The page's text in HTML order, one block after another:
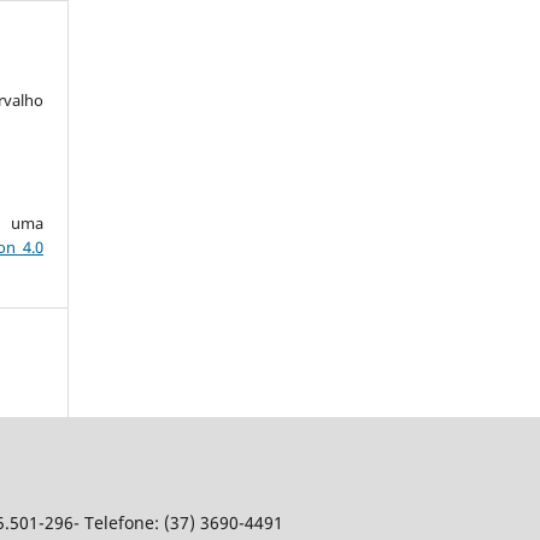
uma
4.0
296- Telefone: (37) 3690-4491